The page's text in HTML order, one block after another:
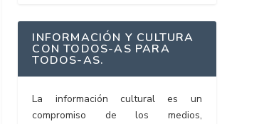
INFORMACIÓN Y CULTURA
CON TODOS-AS PARA
TODOS-AS.
La información cultural es un
compromiso de los medios,